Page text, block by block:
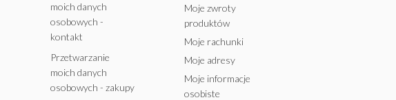
moich danych
osobowych -
kontakt
Przetwarzanie
moich danych
osobowych - zakupy
Moje zwroty
produktów
Moje rachunki
Moje adresy
Moje informacje
osobiste